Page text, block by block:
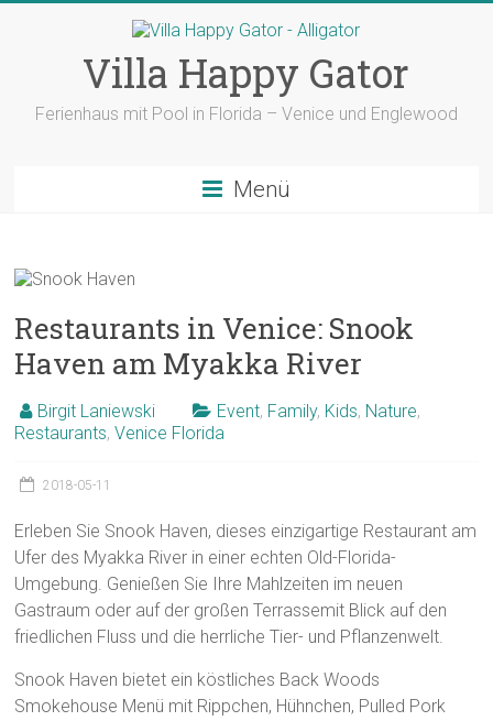
Villa Happy Gator
Ferienhaus mit Pool in Florida – Venice und Englewood
Menü
Restaurants in Venice: Snook
Haven am Myakka River
Birgit Laniewski Event, Family, Kids, Nature,
Restaurants,Venice Florida
2018-05-11
Erleben Sie Snook Haven, dieses einzigartige Restaurant am
Ufer des Myakka River in einer echten Old-Florida-
Umgebung. Genießen Sie Ihre Mahlzeiten im neuen
Gastraum oder auf der großen Terrassemit Blick auf den
friedlichen Fluss und die herrliche Tier- und Pflanzenwelt.
Snook Haven bietet ein köstliches Back Woods
Smokehouse Menü mit Rippchen, Hühnchen, Pulled Pork